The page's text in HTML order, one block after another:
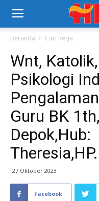
Beranda Cari Kerja
Wnt,
Psikologi
Guru BK
Depok,Hub:
27 Oktober 2023
Facebook